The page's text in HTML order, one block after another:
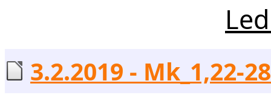
3.2.2019 - Mk_1,22-